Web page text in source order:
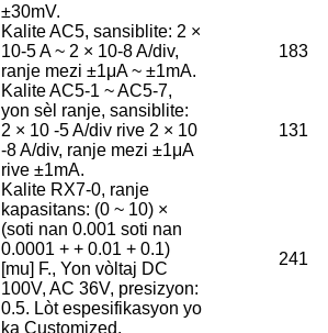
±30mV.
Kalite AC5, sansiblite: 2 ×
10-5 A ~ 2 × 10-8 A/div,
ranje mezi ±1μA ~ ±1mA.
183
Kalite AC5-1 ~ AC5-7,
yon sèl ranje, sansiblite:
2 × 10 -5 A/div rive 2 × 10
-8 A/div, ranje mezi ±1μA
rive ±1mA.
131
Kalite RX7-0, ranje
kapasitans: (0 ~ 10) ×
(soti nan 0.001 soti nan
0.0001 + + 0.01 + 0.1)
[mu] F., Yon vòltaj DC
100V, AC 36V, presizyon:
0.5. Lòt espesifikasyon yo
ka Customized.
241